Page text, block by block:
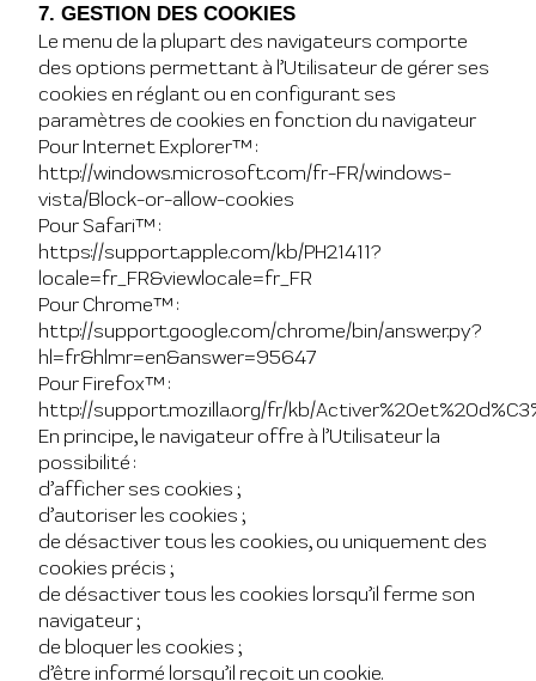
7. GESTION DES COOKIES
Le menu de la plupart des navigateurs comporte
des options permettant à l’Utilisateur de gérer ses
cookies en réglant ou en configurant ses
paramètres de cookies en fonction du navigateur
Pour Internet Explorer™ :
http://windows.microsoft.com/fr-FR/windows-
vista/Block-or-allow-cookies
Pour Safari™ :
https://support.apple.com/kb/PH21411?
locale=fr_FR&viewlocale=fr_FR
Pour Chrome™ :
http://support.google.com/chrome/bin/answer.py?
hl=fr&hlmr=en&answer=95647
Pour Firefox™ :
http://support.mozilla.org/fr/kb/
En principe, le navigateur offre à l’Utilisateur la
possibilité :
d’afficher ses cookies ;
d’autoriser les cookies ;
de désactiver tous les cookies, ou uniquement des
cookies précis ;
de désactiver tous les cookies lorsqu’il ferme son
navigateur ;
de bloquer les cookies ;
d’être informé lorsqu’il reçoit un cookie.